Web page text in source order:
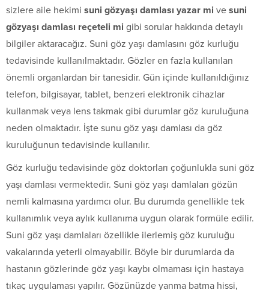
sizlere aile hekimi suni gözyaşı damlası yazar mi ve suni
gözyaşı damlası reçeteli mi gibi sorular hakkında detaylı
bilgiler aktaracağız. Suni göz yaşı damlasını göz kurluğu
tedavisinde kullanılmaktadır. Gözler en fazla kullanılan
önemli organlardan bir tanesidir. Gün içinde kullanıldığınız
telefon, bilgisayar, tablet, benzeri elektronik cihazlar
kullanmak veya lens takmak gibi durumlar göz kuruluğuna
neden olmaktadır. İşte sunu göz yaşı damlası da göz
kuruluğunun tedavisinde kullanılır.
Göz kurluğu tedavisinde göz doktorları çoğunlukla suni göz
yaşı damlası vermektedir. Suni göz yaşı damlaları gözün
nemli kalmasına yardımcı olur. Bu durumda genellikle tek
kullanımlık veya aylık kullanıma uygun olarak formüle edilir.
Suni göz yaşı damlaları özellikle ilerlemiş göz kuruluğu
vakalarında yeterli olmayabilir. Böyle bir durumlarda da
hastanın gözlerinde göz yaşı kaybı olmaması için hastaya
tıkaç uygulaması yapılır. Gözünüzde yanma batma hissi,